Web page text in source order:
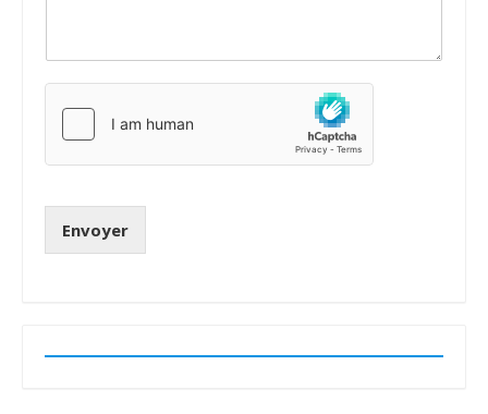
Envoyer